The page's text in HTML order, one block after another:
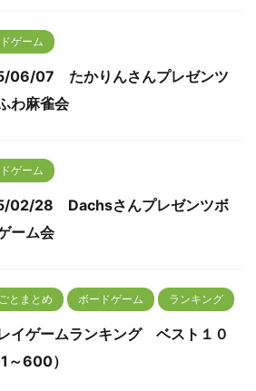
ゲーム
06/07 たかりんさんプレゼンツ
わ麻雀会
ゲーム
02/28 Dachsさんプレゼンツボ
ーム会
とまとめ ボードゲーム ランキング
イゲームランキング ベスト１０
～600）